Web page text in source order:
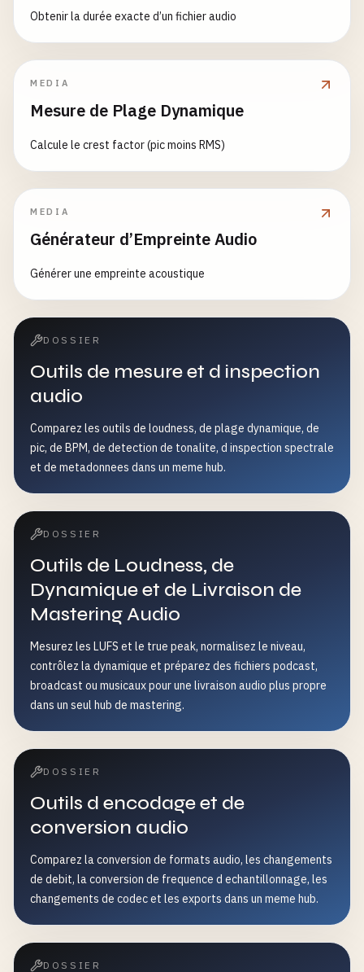
Obtenir la durée exacte d’un fichier audio
MEDIA
Mesure de Plage Dynamique
Calcule le crest factor (pic moins RMS)
MEDIA
Générateur d’Empreinte Audio
Générer une empreinte acoustique
DOSSIER
Outils de mesure et d inspection
audio
Comparez les outils de loudness, de plage dynamique, de
pic, de BPM, de detection de tonalite, d inspection spectrale
et de metadonnees dans un meme hub.
DOSSIER
Outils de Loudness, de
Dynamique et de Livraison de
Mastering Audio
Mesurez les LUFS et le true peak, normalisez le niveau,
contrôlez la dynamique et préparez des fichiers podcast,
broadcast ou musicaux pour une livraison audio plus propre
dans un seul hub de mastering.
DOSSIER
Outils d encodage et de
conversion audio
Comparez la conversion de formats audio, les changements
de debit, la conversion de frequence d echantillonnage, les
changements de codec et les exports dans un meme hub.
DOSSIER